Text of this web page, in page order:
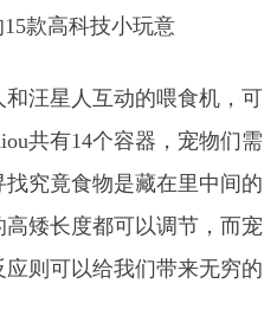
汪星人互动的喂食机，可
共有14个容器，宠物们需
究竟食物是藏在里中间的
矮长度都可以调节，而宠
则可以给我们带来无穷的